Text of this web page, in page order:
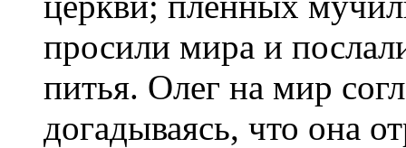
просили мира и
питья. Олег на мир
догадываясь, что она